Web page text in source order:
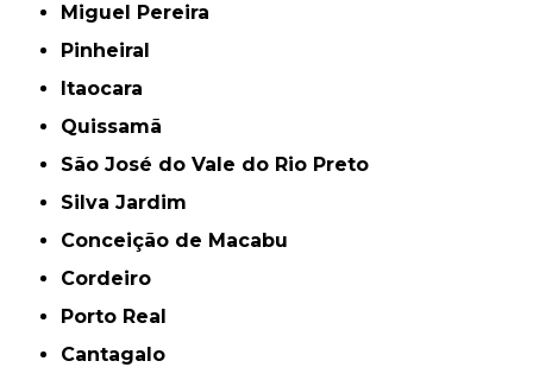
Miguel Pereira
Pinheiral
Itaocara
Quissamã
São José do Vale do Rio Preto
Silva Jardim
Conceição de Macabu
Cordeiro
Porto Real
Cantagalo